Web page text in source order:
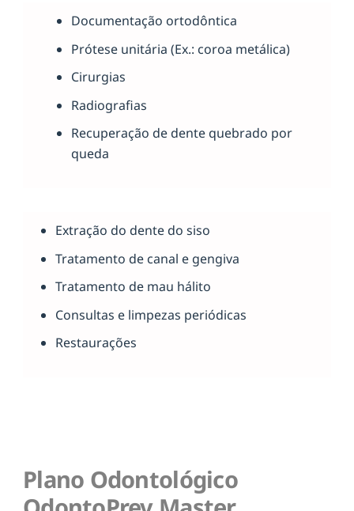
Documentação ortodôntica
Prótese unitária (Ex.: coroa metálica)
Cirurgias
Radiografias
Recuperação de dente quebrado por
queda
Extração do dente do siso
Tratamento de canal e gengiva
Tratamento de mau hálito
Consultas e limpezas periódicas
Restaurações
Plano Odontológico